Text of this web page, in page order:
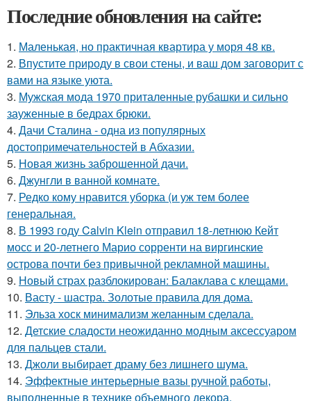
Последние обновления на сайте:
1. Маленькая, но практичная квартира у моря 48 кв.
2. Впустите природу в свои стены, и ваш дом заговорит с
вами на языке уюта.
3. Мужская мода 1970 приталенные рубашки и сильно
зауженные в бедрах брюки.
4. Дачи Сталина - одна из популярных
достопримечательностей в Абхазии.
5. Новая жизнь заброшенной дачи.
6. Джунгли в ванной комнате.
7. Редко кому нравится уборка (и уж тем более
генеральная.
8. В 1993 году Calvin Klein отправил 18-летнюю Кейт
мосс и 20-летнего Марио сорренти на виргинские
острова почти без привычной рекламной машины.
9. Новый страх разблокирован: Балаклава с клещами.
10. Васту - шастра. Золотые правила для дома.
11. Эльза хоск минимализм желанным сделала.
12. Детские сладости неожиданно модным аксессуаром
для пальцев стали.
13. Джоли выбирает драму без лишнего шума.
14. Эффектные интерьерные вазы ручной работы,
выполненные в технике объемного декора.